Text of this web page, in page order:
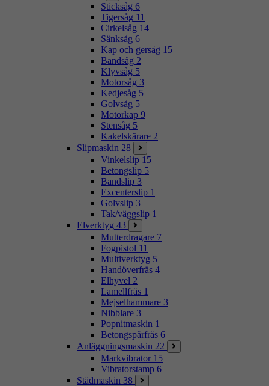
Sticksåg 6
Tigersåg 11
Cirkelsåg 14
Sänksåg 6
Kap och gersåg 15
Bandsåg 2
Klyvsåg 5
Motorsåg 3
Kedjesåg 5
Golvsåg 5
Motorkap 9
Stensåg 5
Kakelskärare 2
Slipmaskin 28
Vinkelslip 15
Betongslip 5
Bandslip 3
Excenterslip 1
Golvslip 3
Tak/väggslip 1
Elverktyg 43
Mutterdragare 7
Fogpistol 11
Multiverktyg 5
Handöverfräs 4
Elhyvel 2
Lamellfräs 1
Mejselhammare 3
Nibblare 3
Popnitmaskin 1
Betongspårfräs 6
Anläggningsmaskin 22
Markvibrator 15
Vibratorstamp 6
Städmaskin 38